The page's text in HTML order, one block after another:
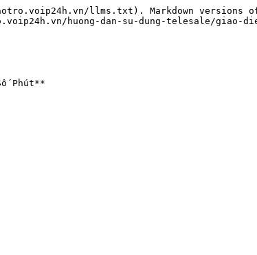
llms.txt). Markdown versions of
huong-dan-su-dung-telesale/giao-
Phút**